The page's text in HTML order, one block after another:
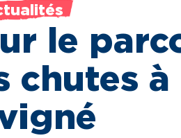
le
à